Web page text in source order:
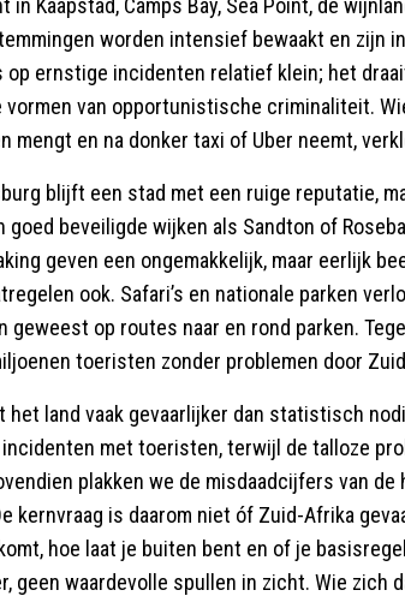
in Kaapstad, Camps Bay, Sea Point, de
worden intensief bewaakt en zijn
op ernstige incidenten relatief klein; het
vormen van opportunistische criminaliteit.
mengt en na donker taxi of Uber neemt,
blijft een stad met een ruige reputatie,
goed beveiligde wijken als Sandton of
geven een ongemakkelijk, maar eerlijk
ook. Safari’s en nationale parken
geweest op routes naar en rond parken.
toeristen zonder problemen door
het land vaak gevaarlijker dan statistisch
incidenten met toeristen, terwijl de talloze
plakken we de misdaadcijfers van
kernvraag is daarom niet óf Zuid-Afrika
hoe laat je buiten bent en of je
geen waardevolle spullen in zicht. Wie zich